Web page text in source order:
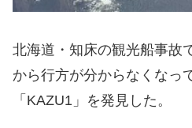
北海道・知床の観光船事故
から行方が分からなくなっ
「KAZU1」を発見した。